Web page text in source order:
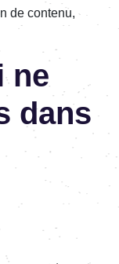
de contenu,
ne
dans